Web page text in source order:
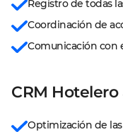
Registro de todas
Coordinación de
Comunicación con
CRM
Optimización de